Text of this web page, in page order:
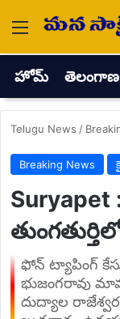
Menu
హోమ్ తెలంగాణ
Telugu News /
Breaking News
ఫోన్ ట్యాపింగ్
భుజంగరావు
దుద్యాల